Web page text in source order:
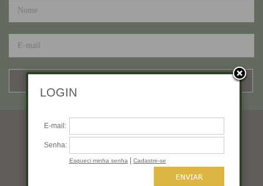
Horários de funcionamento
Sexta: 10:00 às 18:00